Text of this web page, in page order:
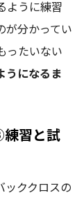
ように練習
が分かってい
ったいない
うになるま
習と試
ッククロスの